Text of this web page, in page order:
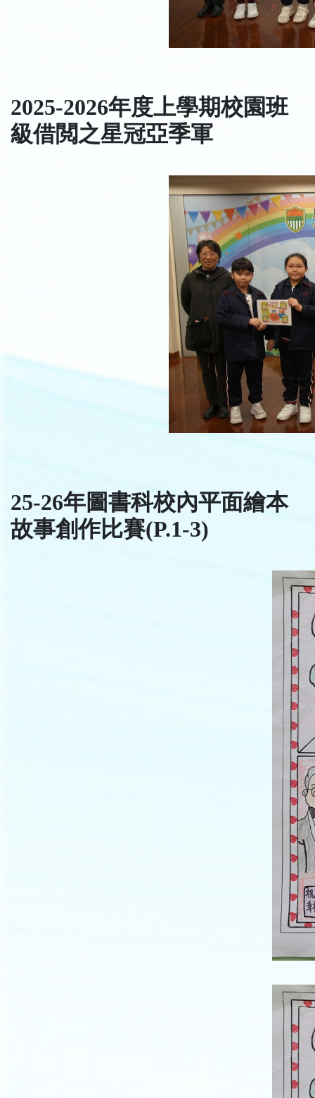
2025-2026年度上學期校園班
級借閲之星冠亞季軍
25-26年圖書科校內平面繪本
故事創作比賽(P.1-3)